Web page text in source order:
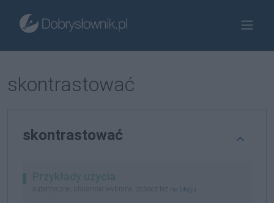
skontrastować
skontrastować
Przykłady użycia
autentyczne, starannie wybrane, zobacz też na blogu